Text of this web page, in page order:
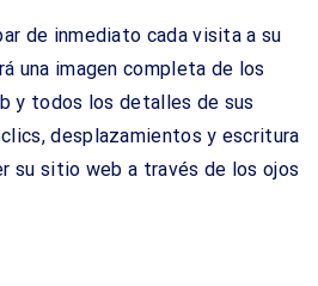
de inmediato cada visita a su
una imagen completa de los
y todos los detalles de sus
desplazamientos y escritura
su sitio web a través de los ojos